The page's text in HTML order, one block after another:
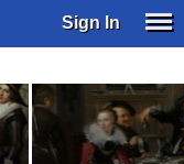
Sign In